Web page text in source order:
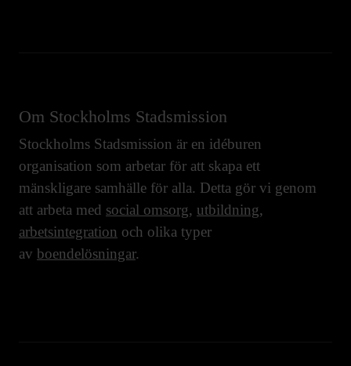
Om Stockholms Stadsmission
Stockholms Stadsmission är en idéburen
organisation som arbetar för att skapa ett
mänskligare samhälle för alla. Detta gör vi genom
att arbeta med social omsorg, utbildning,
arbetsintegration och olika typer
av boendelösningar.